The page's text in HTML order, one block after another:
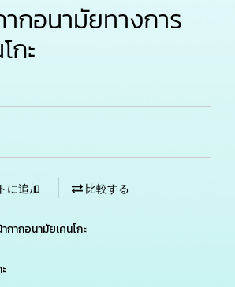
กอนามัยทางการ
กะ
に追加 比較する
กากอนามัยเคนโกะ